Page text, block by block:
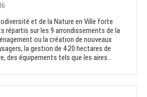
et de la Nature en Ville forte
répartis sur les 9 arrondissements de la
ou la création de nouveaux
la gestion de 420 hectares de
des équipements tels que les aires...